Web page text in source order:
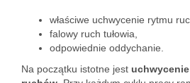
właściwe uchwycenie rytmu
falowy ruch tułowia,
odpowiednie oddychanie.
Na początku istotne jest